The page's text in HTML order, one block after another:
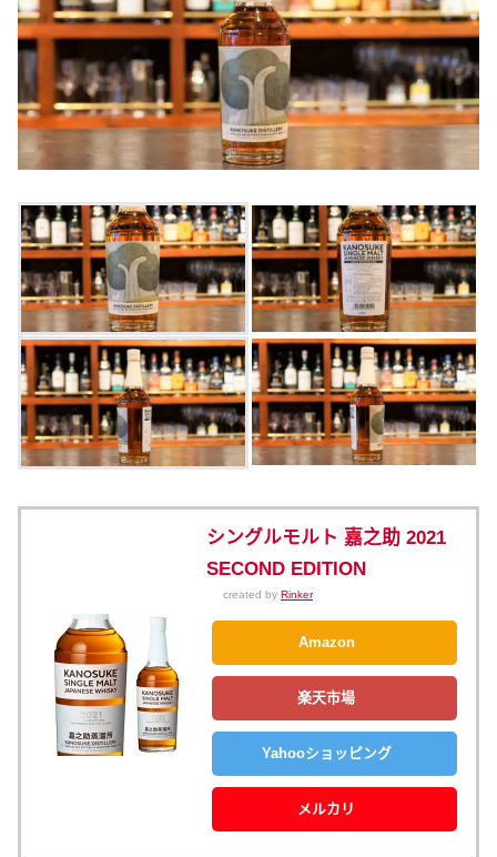
シングルモルト 嘉之助 2021
SECOND EDITION
created by Rinker
Amazon
楽天市場
Yahooショッピング
メルカリ